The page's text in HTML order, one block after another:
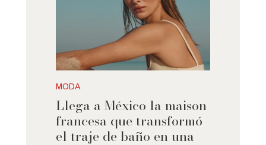
MODA
Llega a México la maison
francesa que transformó
el traje de baño en una